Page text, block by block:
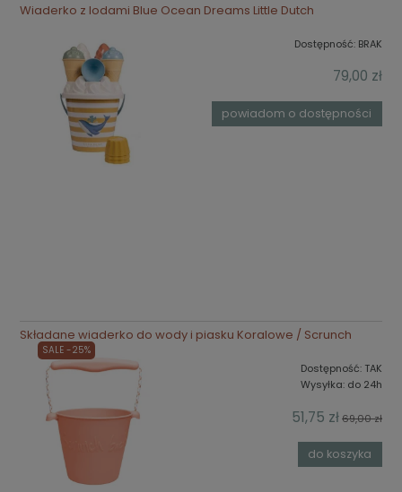
Wiaderko z lodami Blue Ocean Dreams Little Dutch
Dostępność: BRAK
79,00 zł
powiadom o dostępności
Składane wiaderko do wody i piasku Koralowe / Scrunch
Dostępność: TAK
Wysyłka: do 24h
51,75 zł69,00 zł
do koszyka
SALE -25%